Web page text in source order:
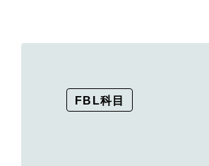
FBL科目